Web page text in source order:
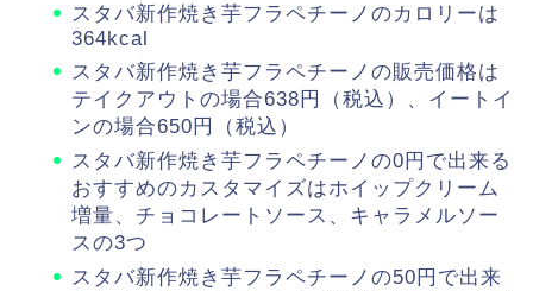
スタバ新作焼き芋フラペチーノのカロリーは
364kcal
スタバ新作焼き芋フラペチーノの販売価格は
テイクアウトの場合638円（税込）、イートイ
ンの場合650円（税込）
スタバ新作焼き芋フラペチーノの0円で出来る
おすすめのカスタマイズはホイップクリーム
増量、チョコレートソース、キャラメルソー
スの3つ
スタバ新作焼き芋フラペチーノの50円で出来